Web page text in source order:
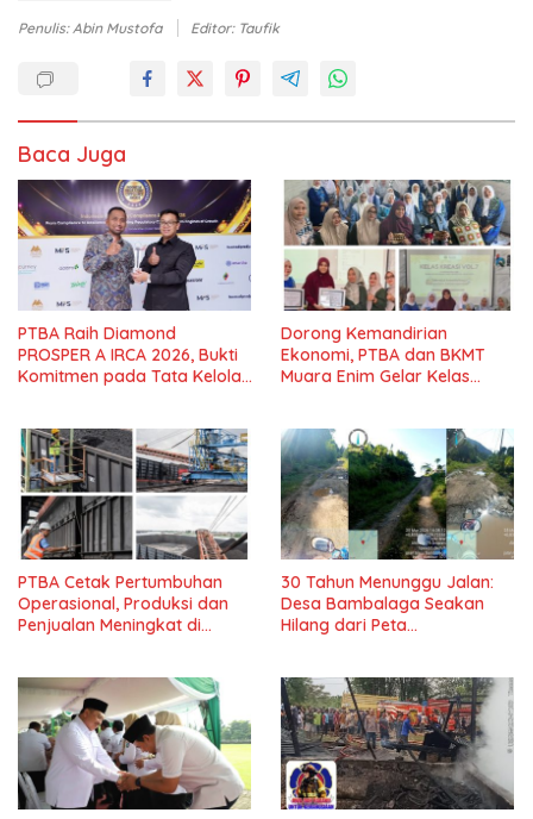
Penulis: Abin Mustofa Editor: Taufik
Baca Juga
PTBA Raih Diamond
PROSPER A IRCA 2026, Bukti
Komitmen pada Tata Kelola
Dorong Kemandirian
Ekonomi, PTBA dan BKMT
Muara Enim Gelar Kelas
PTBA Cetak Pertumbuhan
Operasional, Produksi dan
Penjualan Meningkat di
30 Tahun Menunggu Jalan:
Desa Bambalaga Seakan
Hilang dari Peta